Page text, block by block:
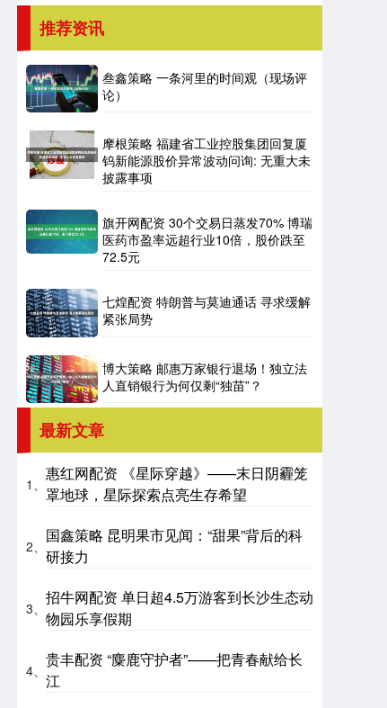
推荐资讯
叁鑫策略 一条河里的时间观（现场评
论）
摩根策略 福建省工业控股集团回复厦
钨新能源股价异常波动问询: 无重大未
披露事项
旗开网配资 30个交易日蒸发70% 博瑞
医药市盈率远超行业10倍，股价跌至
72.5元
七煌配资 特朗普与莫迪通话 寻求缓解
紧张局势
博大策略 邮惠万家银行退场！独立法
人直销银行为何仅剩“独苗”？
最新文章
1、
惠红网配资 《星际穿越》——末日阴霾笼
罩地球，星际探索点亮生存希望
2、
国鑫策略 昆明果市见闻：“甜果”背后的科
研接力
3、
招牛网配资 单日超4.5万游客到长沙生态动
物园乐享假期
4、
贵丰配资 “麋鹿守护者”——把青春献给长
江